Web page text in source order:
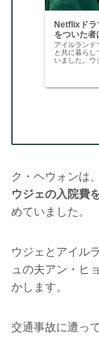
Netflixドラ
をついた
アイルランド
と共に暮らし
いました。ウ
を出ます。
ク・ヘウォンは
ウジェの入院費
めていました。
ウジェとアイル
ュの夫アン・ヒ
かします。
交通事故に遭っ